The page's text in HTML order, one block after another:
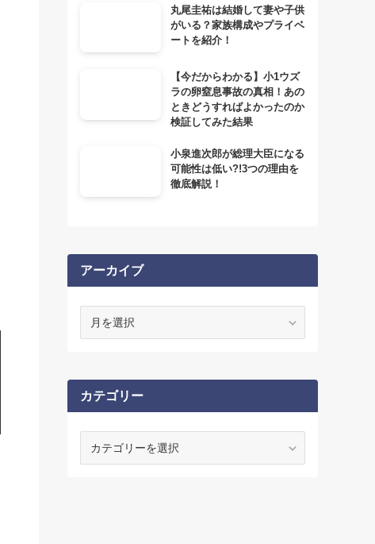
丸尾圭祐は結婚して妻や子供
がいる？家族構成やプライベ
ートを紹介！
【今だからわかる】小1ウズ
ラの卵窒息事故の真相！あの
ときどうすればよかったのか
検証してみた結果
小泉進次郎が総理大臣になる
可能性は低い?!3つの理由を
徹底解説！
アーカイブ
ブ
カテゴリー